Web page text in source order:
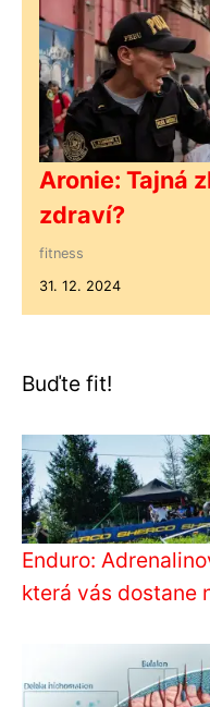
Aronie: Tajná
zdraví?
fitness
31. 12. 2024
Buďte fit!
Enduro:
která vás dostane